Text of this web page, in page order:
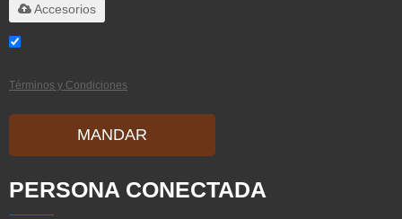
Accesorios
Términos y Condiciones
MANDAR
PERSONA CONECTADA